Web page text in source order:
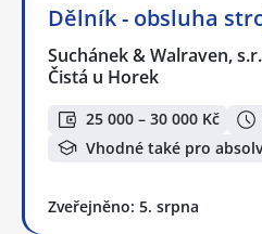
Dělník - obsluha
Suchánek & Walraven,
Čistá u Horek
25 000 – 30 000 Kč
Vhodné také pro
Zveřejněno: 5. srpna